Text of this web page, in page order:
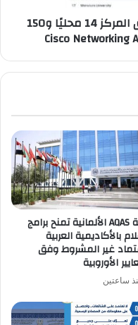
جامعة حلوان التكنولوجية تحقق المركز 14 محليًا و150
هيئة AQAS الألمانية تمنح برامج
بالأكاديمية العربية
غير المشروط وفق
الأوروبية
ساعتين